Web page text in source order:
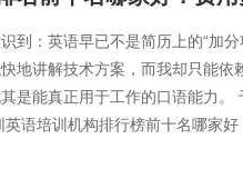
到：英语早已不是简历上的“加
地讲解技术方案，而我却只能
能真正用于工作的口语能力。
语培训机构排行榜前十名哪家